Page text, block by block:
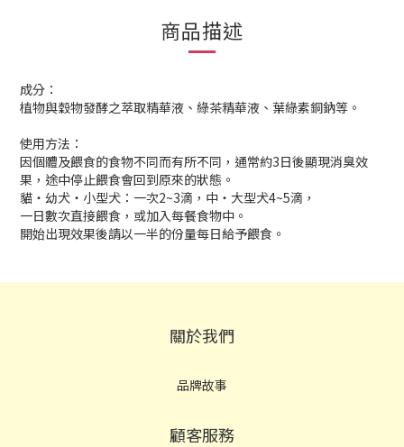
商品描述
成分：
植物與穀物發酵之萃取精華液、綠茶精華液、葉綠素銅鈉等。
使用方法：
因個體及餵食的食物不同而有所不同，通常約3日後顯現消臭效
果，途中停止餵食會回到原來的狀態。
貓‧幼犬‧小型犬：一次2~3滴，中‧大型犬4~5滴，
一日數次直接餵食，或加入每餐食物中。
開始出現效果後請以一半的份量每日給予餵食。
關於我們
品牌故事
顧客服務